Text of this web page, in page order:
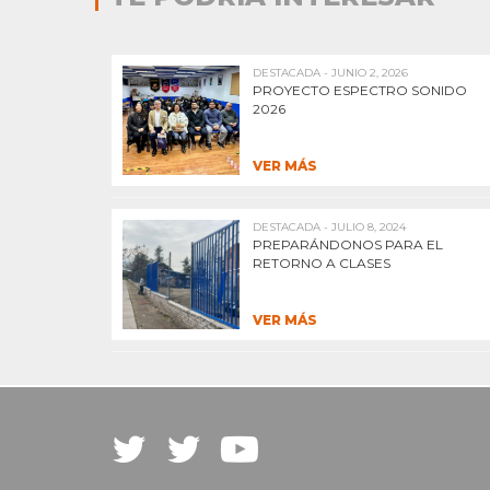
DESTACADA - JUNIO 2, 2026
PROYECTO ESPECTRO SONIDO
2026
VER MÁS
DESTACADA - JULIO 8, 2024
PREPARÁNDONOS PARA EL
RETORNO A CLASES
VER MÁS